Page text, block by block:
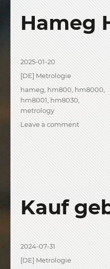
Hameg
Posted
on
2025-01-20
Categories
[DE] Metrologie
Tags
hameg, hm800, hm8000,
hm8001, hm8030,
metrology
Leave a commenton
Kauf
Posted
on
2024-07-31
Categories
[DE] Metrologie